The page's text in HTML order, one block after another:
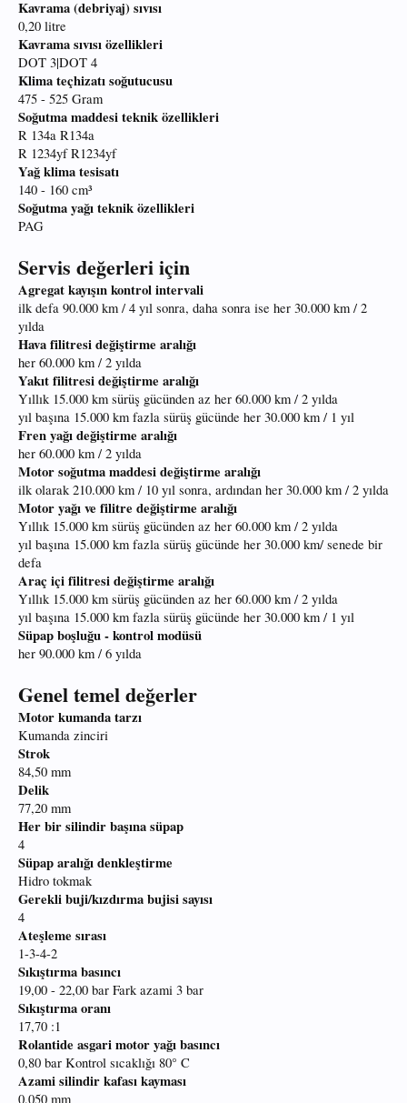
Kavrama (debriyaj) sıvısı
0,20 litre
Kavrama sıvısı özellikleri
DOT 3|DOT 4
Klima teçhizatı soğutucusu
475 - 525 Gram
Soğutma maddesi teknik özellikleri
R 134a R134a
R 1234yf R1234yf
Yağ klima tesisatı
140 - 160 cm³
Soğutma yağı teknik özellikleri
PAG
Servis değerleri için
Agregat kayışın kontrol intervali
ilk defa 90.000 km / 4 yıl sonra, daha sonra ise her 30.000 km / 2
yılda
Hava filitresi değiştirme aralığı
her 60.000 km / 2 yılda
Yakıt filitresi değiştirme aralığı
Yıllık 15.000 km sürüş gücünden az her 60.000 km / 2 yılda
yıl başına 15.000 km fazla sürüş gücünde her 30.000 km / 1 yıl
Fren yağı değiştirme aralığı
her 60.000 km / 2 yılda
Motor soğutma maddesi değiştirme aralığı
ilk olarak 210.000 km / 10 yıl sonra, ardından her 30.000 km / 2 yılda
Motor yağı ve filitre değiştirme aralığı
Yıllık 15.000 km sürüş gücünden az her 60.000 km / 2 yılda
yıl başına 15.000 km fazla sürüş gücünde her 30.000 km/ senede bir
defa
Araç içi filitresi değiştirme aralığı
Yıllık 15.000 km sürüş gücünden az her 60.000 km / 2 yılda
yıl başına 15.000 km fazla sürüş gücünde her 30.000 km / 1 yıl
Süpap boşluğu - kontrol modüsü
her 90.000 km / 6 yılda
Genel temel değerler
Motor kumanda tarzı
Kumanda zinciri
Strok
84,50 mm
Delik
77,20 mm
Her bir silindir başına süpap
4
Süpap aralığı denkleştirme
Hidro tokmak
Gerekli buji/kızdırma bujisi sayısı
4
Ateşleme sırası
1-3-4-2
Sıkıştırma basıncı
19,00 - 22,00 bar Fark azami 3 bar
Sıkıştırma oranı
17,70 :1
Rolantide asgari motor yağı basıncı
0,80 bar Kontrol sıcaklığı 80° C
Azami silindir kafası kayması
0,050 mm